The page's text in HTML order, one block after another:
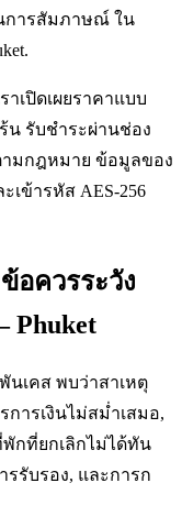
นการสัมภาษณ์ ใน
เปิดเผยราคาแบบ
น รับชำระผ่านช่อง
ามกฎหมาย ข้อมูลของ
เข้ารหัส AES-256
อควรระวัง
นเคส พบว่าสาเหตุ
ารเงินไม่สม่ำเสมอ,
พักที่ยกเลิกไม่ได้ทัน
รรับรอง, และการก